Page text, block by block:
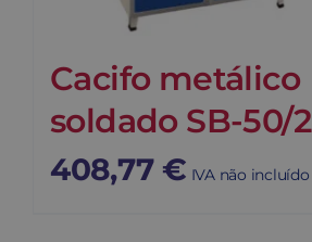
Cacifo metálico
soldado SB-50/2
408,77 € IVA não incluído